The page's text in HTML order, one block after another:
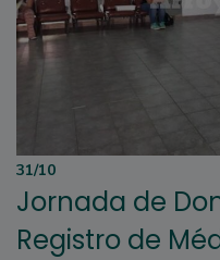
31/10
Jornada de
Registro de